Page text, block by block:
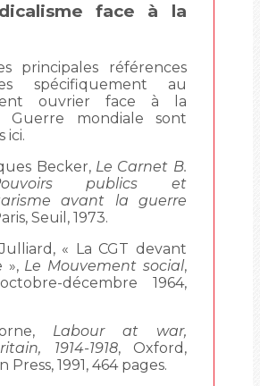
face à la
principales références
spécifiquement au
ouvrier face à la
Guerre mondiale sont
ici.
Becker, Le Carnet B.
publics et
avant la guerre
Seuil, 1973.
« La CGT devant
», Le Mouvement social,
décembre 1964,
Labour at war,
1914-1918, Oxford,
Press, 1991, 464 pages.